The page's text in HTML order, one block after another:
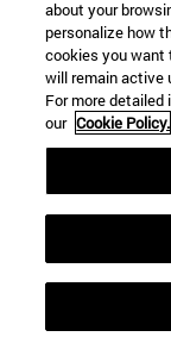
Accesos directos
Biblioteca
Mi correo
Búsqueda
Trabaja
Información
TFNO +34 948
¿QUÉ GRADO TE
about your
personalize how
cookies you want
will remain active
For more
our Cookie Policy.